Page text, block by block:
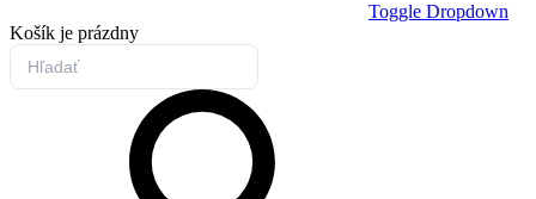
Toggle Dropdown
Košík je prázdny